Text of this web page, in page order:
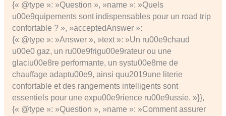
{« @type »: »Question », »name »: »Quels
u00e9quipements sont indispensables pour un road trip
confortable ? », »acceptedAnswer »:
{« @type »: »Answer », »text »: »Un ru00e9chaud
u00e0 gaz, un ru00e9frigu00e9rateur ou une
glaciu00e8re performante, un systu00e8me de
chauffage adaptu00e9, ainsi quu2019une literie
confortable et des rangements intelligents sont
essentiels pour une expu00e9rience ru00e9ussie. »}},
{« @type »: »Question », »name »: »Comment assurer